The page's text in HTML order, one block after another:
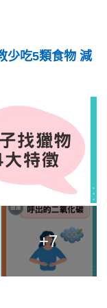
少吃5類食物 減
+7